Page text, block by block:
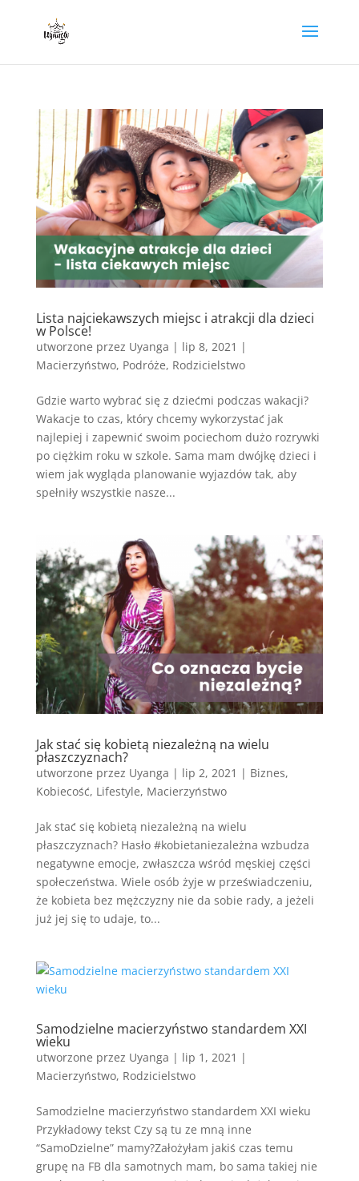
Lista najciekawszych miejsc i atrakcji dla dzieci
w Polsce!
utworzone przez Uyanga | lip 8, 2021 |
Macierzyństwo, Podróże, Rodzicielstwo
Gdzie warto wybrać się z dziećmi podczas wakacji?
Wakacje to czas, który chcemy wykorzystać jak
najlepiej i zapewnić swoim pociechom dużo rozrywki
po ciężkim roku w szkole. Sama mam dwójkę dzieci i
wiem jak wygląda planowanie wyjazdów tak, aby
spełniły wszystkie nasze...
Jak stać się kobietą niezależną na wielu
płaszczyznach?
utworzone przez Uyanga | lip 2, 2021 | Biznes,
Kobiecość, Lifestyle, Macierzyństwo
Jak stać się kobietą niezależną na wielu
płaszczyznach? Hasło #kobietaniezależna wzbudza
negatywne emocje, zwłaszcza wśród męskiej części
społeczeństwa. Wiele osób żyje w przeświadczeniu,
że kobieta bez mężczyzny nie da sobie rady, a jeżeli
już jej się to udaje, to...
Samodzielne macierzyństwo standardem XXI
wieku
utworzone przez Uyanga | lip 1, 2021 |
Macierzyństwo, Rodzicielstwo
Samodzielne macierzyństwo standardem XXI wieku
Przykładowy tekst Czy są tu ze mną inne
“SamoDzielne” mamy?Założyłam jakiś czas temu
grupę na FB dla samotnych mam, bo sama takiej nie